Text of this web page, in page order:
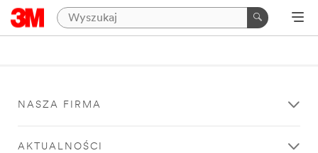
NASZA FIRMA
AKTUALNOŚCI